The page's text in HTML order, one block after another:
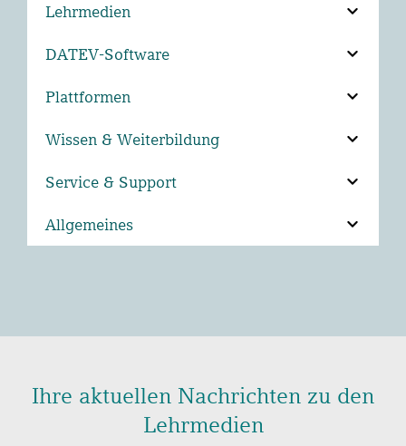
Lehrmedien
DATEV-Software
Plattformen
Wissen & Weiterbildung
Service & Support
Allgemeines
Ihre aktuellen Nachrichten zu den
Lehrmedien